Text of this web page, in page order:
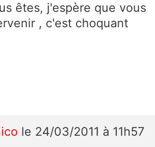
êtes, j'espère que vous
, c'est choquant
le 24/03/2011 à 11h57